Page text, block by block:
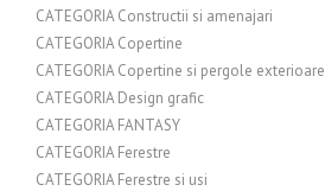
CATEGORIA Constructii si amenajari
CATEGORIA Copertine
CATEGORIA Copertine si pergole exterioare
CATEGORIA Design grafic
CATEGORIA FANTASY
CATEGORIA Ferestre
CATEGORIA Ferestre si usi